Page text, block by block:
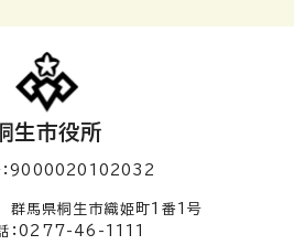
生市役所
：9000020102032
馬県桐生市織姫町1番1号
：0277-46-1111